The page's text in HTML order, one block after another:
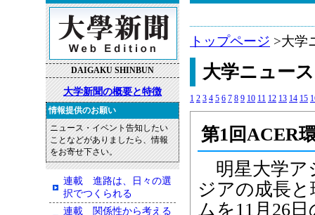
DAIGAKU SHINBUN
トップページ >大学
大学ニュー
1 2 3 4 5 6 7 8 9 10 11 12 13 14 15
第1回ACER
明星大学ア
ジアの成長
ムを11月26
大学新聞の概要と特徴
情報提供のお願い
ニュース・イベント告知したい
ことなどがありましたら、情報
をお寄せ下さい。
連載 進路は、日々の選
択でつくられる
連載 関係性から考える